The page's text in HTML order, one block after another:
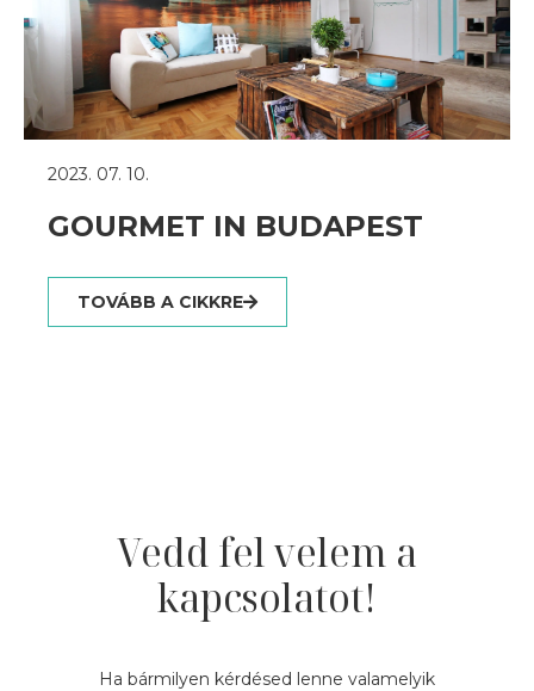
2023. 07. 10.
GOURMET IN BUDAPEST
TOVÁBB A CIKKRE
Vedd fel velem a
kapcsolatot!
Ha bármilyen kérdésed lenne valamelyik